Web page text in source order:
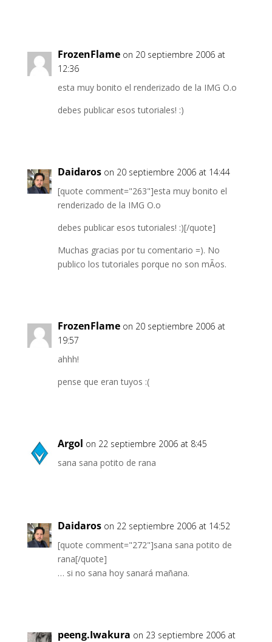
FrozenFlame on 20 septiembre 2006 at
12:36
esta muy bonito el renderizado de la IMG O.o
debes publicar esos tutoriales! :)
Daidaros on 20 septiembre 2006 at 14:44
[quote comment="263"]esta muy bonito el
renderizado de la IMG O.o
debes publicar esos tutoriales! :)[/quote]
Muchas gracias por tu comentario =). No
publico los tutoriales porque no son mÃ­os.
FrozenFlame on 20 septiembre 2006 at
19:57
ahhh!
pense que eran tuyos :(
Argol on 22 septiembre 2006 at 8:45
sana sana potito de rana
Daidaros on 22 septiembre 2006 at 14:52
[quote comment="272"]sana sana potito de
rana[/quote]
… si no sana hoy sanará mañana.
peeng.Iwakura on 23 septiembre 2006 at